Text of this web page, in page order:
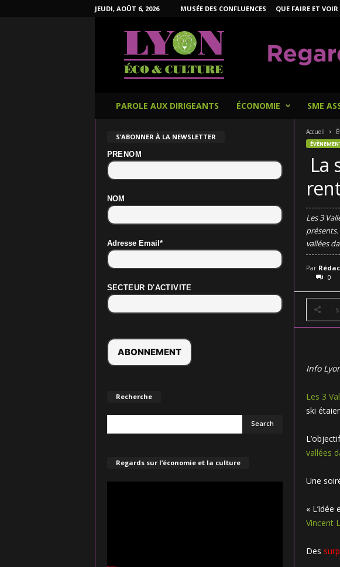
JEUDI, AOÛT 6, 2026 MUSÉE DES CONFLUENCES QUE FAIRE ET
PAROLE AUX DIRIGEANTS ÉCONOMIE SME
Accueil
La
Les 3
présents.
vallées
Par
0
Info
Les 3
ski
vallées
Une
«
Vincent
Des
S’ABONNER À LA NEWSLETTER
PRENOM
NOM
Adresse Email*
SECTEUR D'ACTIVITE
Recherche
Regards sur l’économie et la culture